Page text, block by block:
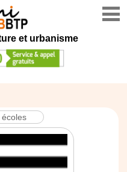
et urbanisme